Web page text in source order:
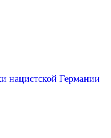
нацистской Германии